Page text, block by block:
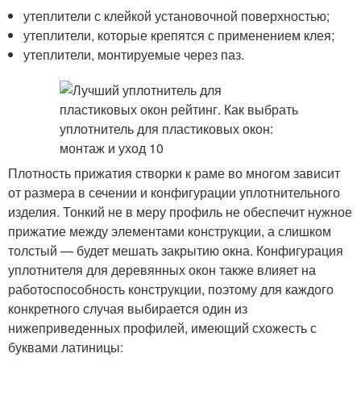
утеплители с клейкой установочной поверхностью;
утеплители, которые крепятся с применением клея;
утеплители, монтируемые через паз.
Плотность прижатия створки к раме во многом зависит
от размера в сечении и конфигурации уплотнительного
изделия. Тонкий не в меру профиль не обеспечит нужное
прижатие между элементами конструкции, а слишком
толстый — будет мешать закрытию окна. Конфигурация
уплотнителя для деревянных окон также влияет на
работоспособность конструкции, поэтому для каждого
конкретного случая выбирается один из
нижеприведенных профилей, имеющий схожесть с
буквами латиницы: